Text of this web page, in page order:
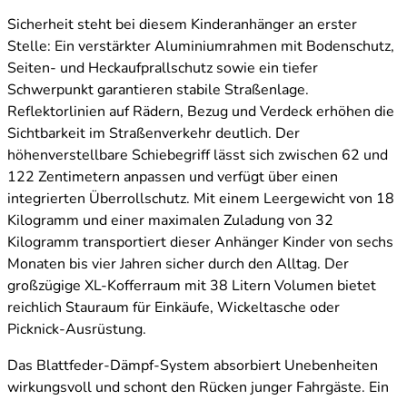
Sicherheit steht bei diesem Kinderanhänger an erster
Stelle: Ein verstärkter Aluminiumrahmen mit Bodenschutz,
Seiten- und Heckaufprallschutz sowie ein tiefer
Schwerpunkt garantieren stabile Straßenlage.
Reflektorlinien auf Rädern, Bezug und Verdeck erhöhen die
Sichtbarkeit im Straßenverkehr deutlich. Der
höhenverstellbare Schiebegriff lässt sich zwischen 62 und
122 Zentimetern anpassen und verfügt über einen
integrierten Überrollschutz. Mit einem Leergewicht von 18
Kilogramm und einer maximalen Zuladung von 32
Kilogramm transportiert dieser Anhänger Kinder von sechs
Monaten bis vier Jahren sicher durch den Alltag. Der
großzügige XL-Kofferraum mit 38 Litern Volumen bietet
reichlich Stauraum für Einkäufe, Wickeltasche oder
Picknick-Ausrüstung.
Das Blattfeder-Dämpf-System absorbiert Unebenheiten
wirkungsvoll und schont den Rücken junger Fahrgäste. Ein